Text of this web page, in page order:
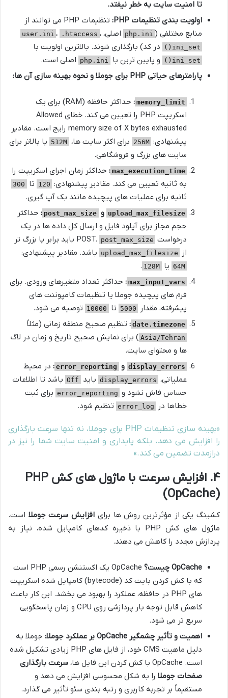
تا امنیت سایت به خطر نیفتد.
اولویت بندی تنظیمات PHP:
تنظیمات PHP می توانند از
منابع مختلفی ( php.ini اصلی، user.ini ، .htaccess ،
ini_set() در کد) بارگذاری شوند. بالاترین اولویت با
ini_set() و پایین ترین با php.ini اصلی است.
پارامترهای حیاتی PHP برای جوملا و نحوه بهینه سازی آن ها:
memory_limit
:
حداکثر حافظه (RAM) برای یک
اسکریپت PHP را تعیین می کند. خطای Allowed
memory size of X bytes exhausted رایج است. مقادیر
پیشنهادی: 256M برای اکثر سایت ها، 512M یا بالاتر برای
سایت های بزرگ و فروشگاهی.
max_execution_time
: حداکثر زمان اجرای اسکریپت را
به ثانیه تعیین می کند. مقادیر پیشنهادی: 120 تا 300
ثانیه برای عملیات های پیچیده مانند بک آپ گیری.
upload_max_filesize و post_max_size
: حداکثر
حجم مجاز برای آپلود فایل و ارسال کل داده ها در یک
درخواست POST. post_max_size
باید برابر یا بزرگ تر
از
upload_max_filesize باشد. مقادیر پیشنهادی:
64M یا 128M
.
max_input_vars
: حداکثر تعداد متغیرهای ورودی. برای
فرم های پیچیده جوملا یا تنظیمات کامپوننت های
پیشرفته، مقدار
5000 تا 10000 توصیه می شود.
date.timezone
: تنظیم صحیح منطقه زمانی (مثلاً
Asia/Tehran ) برای نمایش صحیح تاریخ و زمان در لاگ
ها و محتوای سایت.
display_errors و error_reporting
: در محیط
عملیاتی، display_errors باید Off باشد تا اطلاعات
حساس فاش نشود و error_reporting برای ثبت
خطاها در
error_log تنظیم شود.
«بهینه سازی تنظیمات PHP برای جوملا، نه تنها سرعت بارگذاری
را افزایش می دهد، بلکه پایداری و امنیت سایت شما را نیز در
درازمدت تضمین می کند.»
۴. افزایش سرعت با ماژول های کش PHP
(OpCache)
کشینگ یکی از مؤثرترین روش ها برای افزایش سرعت جوملا است.
ماژول های کش PHP با ذخیره کدهای کامپایل شده، نیاز به
پردازش مجدد را کاهش می دهند.
OpCache چیست؟
OpCache یک اکستنشن رسمی PHP است
که با کش کردن بایت کد (bytecode) کامپایل شده اسکریپت
های PHP در حافظه، عملکرد را بهبود می بخشد. این کار باعث
کاهش قابل توجه بار پردازشی روی CPU و زمان پاسخگویی
سریع تر می شود.
اهمیت و تأثیر چشمگیر OpCache بر عملکرد جوملا:
جوملا به
دلیل ماهیت CMS خود، از فایل های PHP زیادی تشکیل شده
است. OpCache با کش کردن این فایل ها،
سرعت بارگذاری
صفحات جوملا را به شکل محسوسی افزایش می دهد و
مستقیماً بر تجربه کاربری و رتبه بندی سئو تأثیر می گذارد.